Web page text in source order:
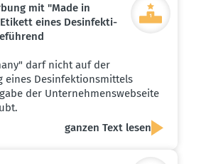
mit "Made in
eines Desin­fek­ti­
darf nicht auf der
eines Desinfektionsmittels
der Unternehmenswebseite
ganzen Text lesen